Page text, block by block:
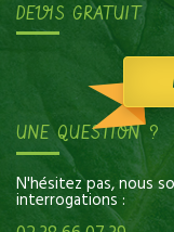
DEVIS GRATUIT
UNE QUESTION ?
N'hésitez pas, nous
interrogations :